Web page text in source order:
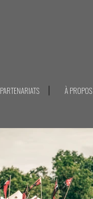
PARTENARIATS À PROPOS